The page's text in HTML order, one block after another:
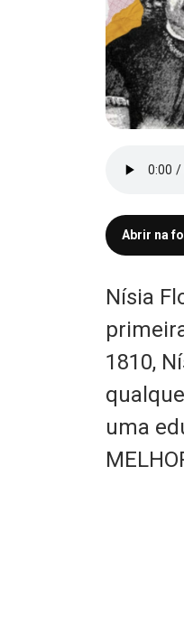
Abrir na
Nísia
1810,
uma